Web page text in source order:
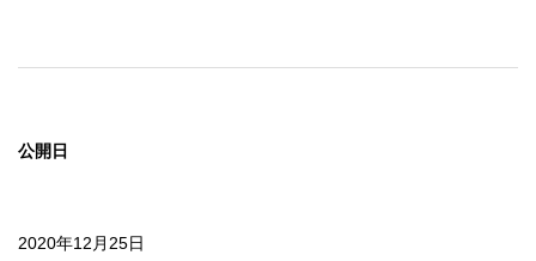
公開日
2020年12月25日